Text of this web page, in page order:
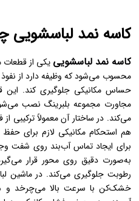
کاسه نمد
کاسه نمد لباسشویی یکی از
محسوب می‌شود که وظیفه دارد از
حساس مکانیکی جلوگیری کند.
مجاورت مجموعه بلبرینگ نصب
می‌کند. در ساختار آن معمولاً ترکیبی
هم استحکام مکانیکی لازم برای
برای ایجاد تماس آب‌بند روی شفت
به‌صورت دقیق روی محور قرار
رطوبت جلوگیری می‌کند. در ماشین
خشک‌کن با سرعت بالا می‌چرخد و